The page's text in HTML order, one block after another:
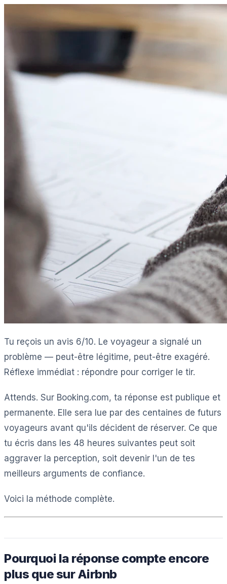
Tu reçois un avis 6/10. Le voyageur a signalé un
problème — peut-être légitime, peut-être exagéré.
Réflexe immédiat : répondre pour corriger le tir.
Attends. Sur Booking.com, ta réponse est publique et
permanente. Elle sera lue par des centaines de futurs
voyageurs avant qu'ils décident de réserver. Ce que
tu écris dans les 48 heures suivantes peut soit
aggraver la perception, soit devenir l'un de tes
meilleurs arguments de confiance.
Voici la méthode complète.
Pourquoi la réponse compte encore
plus que sur Airbnb